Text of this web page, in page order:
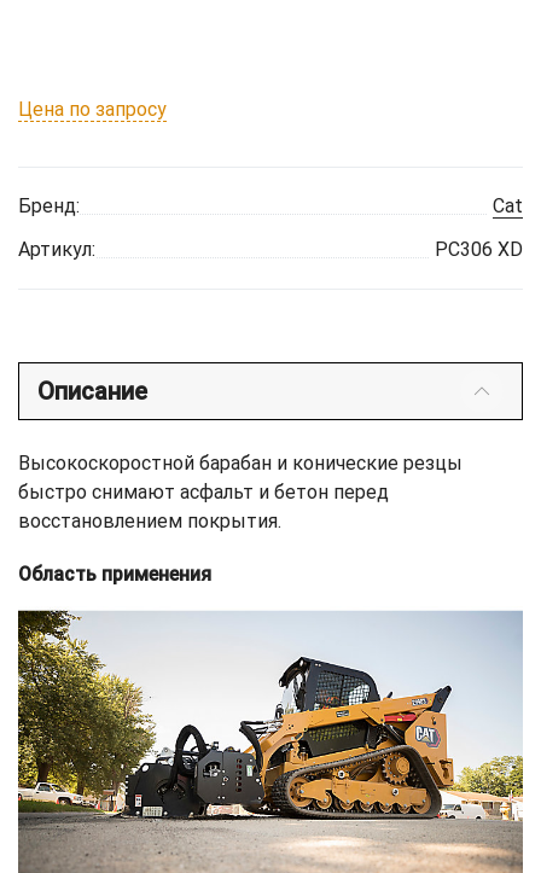
Цена по запросу
Бренд:
Cat
Артикул:
PC306 XD
Описание
Высокоскоростной барабан и конические резцы
быстро снимают асфальт и бетон перед
восстановлением покрытия.
Область применения